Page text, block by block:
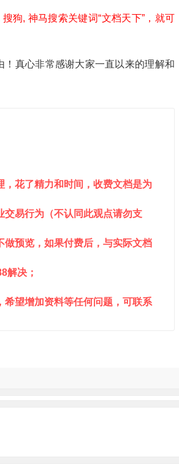
狗, 神马搜索关键词“文档天下”，就可
真心非常感谢大家一直以来的理解和
，花了精力和时间，收费文档是为
交易行为（不认同此观点请勿支
预览，如果付费后，与实际文档
解决；
望增加资料等任何问题，可联系